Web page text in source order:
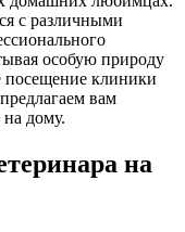
с различными
особую природу
посещение клиники
вам
дому.
на